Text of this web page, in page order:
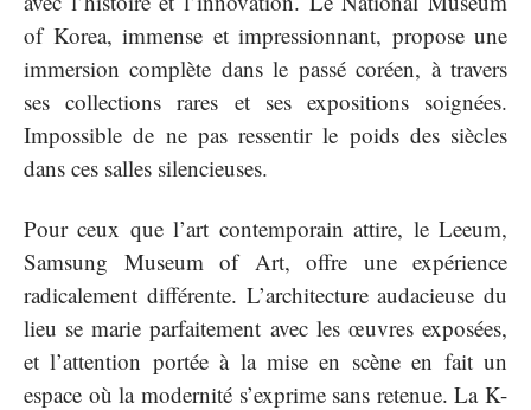
of Korea, immense et impressionnant, propose une
immersion complète dans le passé coréen, à travers
ses collections rares et ses expositions soignées.
Impossible de ne pas ressentir le poids des siècles
dans ces salles silencieuses.
Pour ceux que l’art contemporain attire, le Leeum,
Samsung Museum of Art, offre une expérience
radicalement différente. L’architecture audacieuse du
lieu se marie parfaitement avec les œuvres exposées,
et l’attention portée à la mise en scène en fait un
espace où la modernité s’exprime sans retenue. La K-